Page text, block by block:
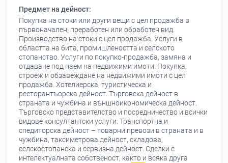
Предмет на дейност:
Покупка на стоки или други вещи с цел продажба в
първоначален, преработен или обработен вид.
Производство на стоки с цел продажба. Услуги в
областта на бита, промишлеността и селското
стопанство. Услуги по покупко-продажба, замяна и
отдаване под наем на недвижими имоти. Покупка,
строеж и обзавеждане на недвижими имоти с цел
продажба. Хотелиерска, туристическа и
ресторантъорска дейност. Търговска дейност в
страната и чужбина и външноикономическа дейност.
Търговско представителство и посредничество и всички
видове консултантски услуги. Транспортна и
спедиторска дейност – товарни превози в страната и в
чужбина, таксиметрова дейност, складова,
селскостопанска и сервизна дейност. Сделки с
интелектуалната собственост, както и всяка друга